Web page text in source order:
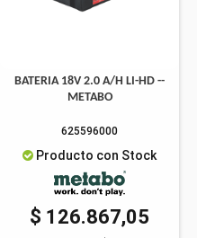
BATERIA 18V 2.0 A/H LI-HD --
METABO
625596000
Producto con Stock
$ 126.867,05